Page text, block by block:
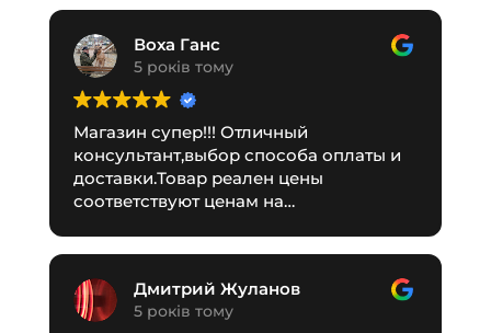
Воха Ганс
5 років тому
Магазин супер!!! Отличный
консультант,выбор способа оплаты и
доставки.Товар реален цены
соответствуют ценам на
Дмитрий Жуланов
5 років тому